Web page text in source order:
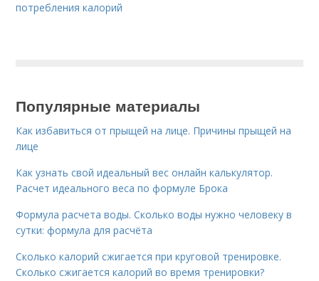
потребления калорий
Популярные материалы
Как избавиться от прыщей на лице. Причины прыщей на
лице
Как узнать свой идеальный вес онлайн калькулятор.
Расчет идеального веса по формуле Брока
Формула расчета воды. Сколько воды нужно человеку в
сутки: формула для расчёта
Сколько калорий сжигается при круговой тренировке.
Сколько сжигается калорий во время тренировки?